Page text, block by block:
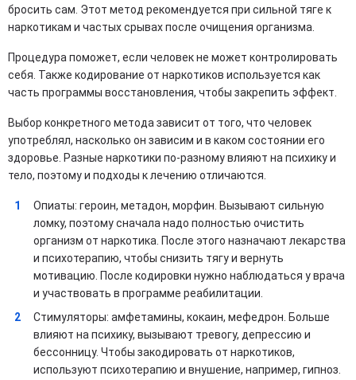
бросить сам. Этот метод рекомендуется при сильной тяге к
наркотикам и частых срывах после очищения организма.
Процедура поможет, если человек не может контролировать
себя. Также кодирование от наркотиков используется как
часть программы восстановления, чтобы закрепить эффект.
Выбор конкретного метода зависит от того, что человек
употреблял, насколько он зависим и в каком состоянии его
здоровье. Разные наркотики по-разному влияют на психику и
тело, поэтому и подходы к лечению отличаются.
Опиаты: героин, метадон, морфин. Вызывают сильную
ломку, поэтому сначала надо полностью очистить
организм от наркотика. После этого назначают лекарства
и психотерапию, чтобы снизить тягу и вернуть
мотивацию. После кодировки нужно наблюдаться у врача
и участвовать в программе реабилитации.
Стимуляторы: амфетамины, кокаин, мефедрон. Больше
влияют на психику, вызывают тревогу, депрессию и
бессонницу. Чтобы закодировать от наркотиков,
используют психотерапию и внушение, например, гипноз.